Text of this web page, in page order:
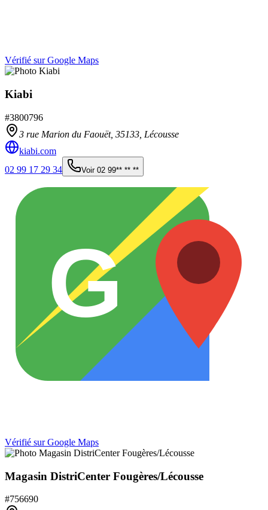
Vérifié sur Google Maps
Kiabi
#3800796
3 rue Marion du Faouët, 35133 Lécousse
kiabi.com
02 99 17 29 34
Voir 02 99** ** **
G
Vérifié sur Google Maps
Magasin DistriCenter Fougères/Lécousse
#756690